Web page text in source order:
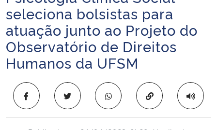
Ministério da Educação
Ministério da Cidadania
Ministério da Saúde
Ministério de Minas e Energia
Ministério da Ciência, Tecnologia, Inovações e Comunicações
seleciona bolsistas para
atuação junto ao Projeto do
Observatório de Direitos
Humanos da UFSM
Copiar para área